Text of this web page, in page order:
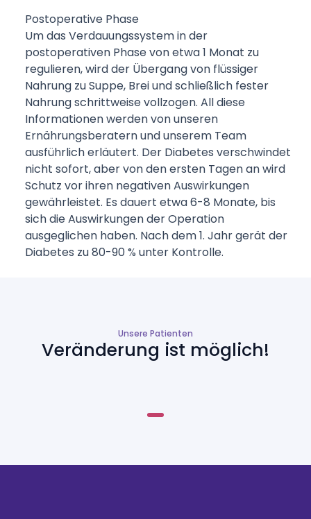
Postoperative Phase
Um das Verdauungssystem in der
postoperativen Phase von etwa 1 Monat zu
regulieren, wird der Übergang von flüssiger
Nahrung zu Suppe, Brei und schließlich fester
Nahrung schrittweise vollzogen. All diese
Informationen werden von unseren
Ernährungsberatern und unserem Team
ausführlich erläutert. Der Diabetes verschwindet
nicht sofort, aber von den ersten Tagen an wird
Schutz vor ihren negativen Auswirkungen
gewährleistet. Es dauert etwa 6-8 Monate, bis
sich die Auswirkungen der Operation
ausgeglichen haben. Nach dem 1. Jahr gerät der
Diabetes zu 80-90 % unter Kontrolle.
Unsere Patienten
Veränderung ist möglich!